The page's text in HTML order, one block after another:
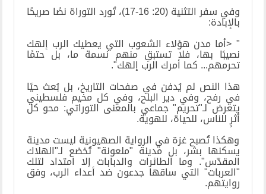
وفي سفر التثنية (20: 16-17)، تُورد التوراة نصًا صريحًا
بالإبادة:
> "أما مدن هؤلاء الشعوب التي يعطيك الرب إلهك
نصيبًا بها، فلا تستبقِ منهم نسمة ما، بل حتمًا
تحرمهم... كما أمرك الرب إلهك."
هذا النص لم يُدفن في صفحات التاريخ، بل بُعث حيًا
في رفح، وفي دير البلح، وفي كل مخيم فلسطيني
يتعرض لـ"تحريم" جماعي بالمعنى التوراتي: محو كل
أثرٍ للناس، للحياة، للهوية.
وهكذا تُصبح غزة في الرواية الصهيونية ليست مدينة
يسكنها بشر، بل مدينة "ملعونة" تُخضع لـ"الهلاك
المقدّس". وما الطائرات والدبابات إلا امتداد لتلك
"العربات" التي ساقها جدعون ضد أعداء الرب، وفق
روايتهم.